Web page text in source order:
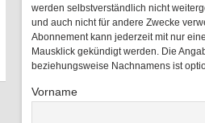
werden selbstverständlich nicht
und auch nicht für andere Zwecke
Abonnement kann jederzeit mit nur
Mausklick gekündigt werden. Die
beziehungsweise Nachnamens ist
Vorname